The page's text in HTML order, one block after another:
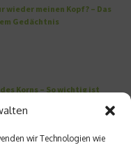
wir Technologien wie
wieder meinen Kopf? – Das
Gedächtnis
Korns – So wichtig ist